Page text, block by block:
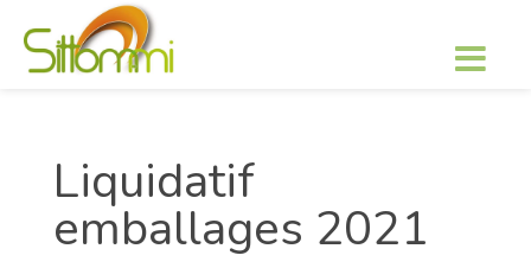
Liquidatif
emballages 2021